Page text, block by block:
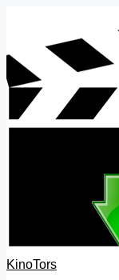
content
KinoTors